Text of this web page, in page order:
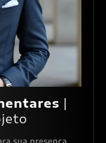
|
sua presença